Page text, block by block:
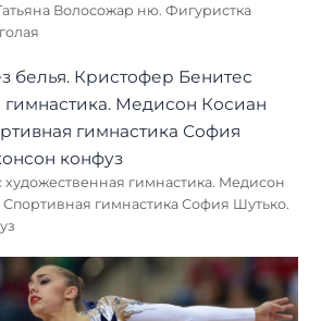
Волосожар ню. Фигуристка
гимнастика. Медисон
Спортивная гимнастика София Шутько.